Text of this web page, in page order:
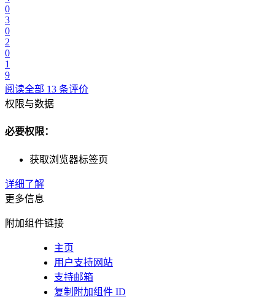
0
3
0
2
0
1
9
阅读全部 13 条评价
权限与数据
必要权限：
获取浏览器标签页
详细了解
更多信息
附加组件链接
主页
用户支持网站
支持邮箱
复制附加组件 ID